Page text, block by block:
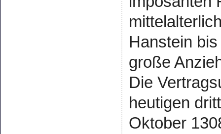
Hanstein
große
Die
heutigen
Oktober